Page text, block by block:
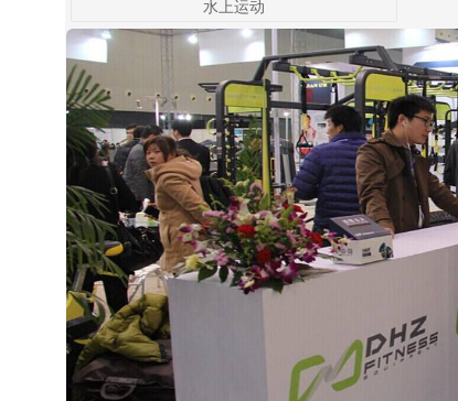
水上运动